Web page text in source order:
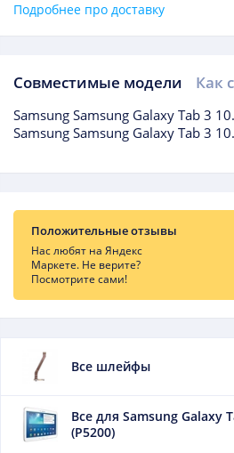
Подробнее про доставку
Совместимые модели Как
Совместимые
Samsung Samsung Galaxy Tab 3
Samsung Samsung Galaxy Tab 3
Отзывы о товаре
Положительные отзывы
Нас любят на Яндекс
Маркете. Не верите?
Посмотрите сами!
Подборки товаров
Все шлейфы
Все для Samsung Galaxy
(P5200)